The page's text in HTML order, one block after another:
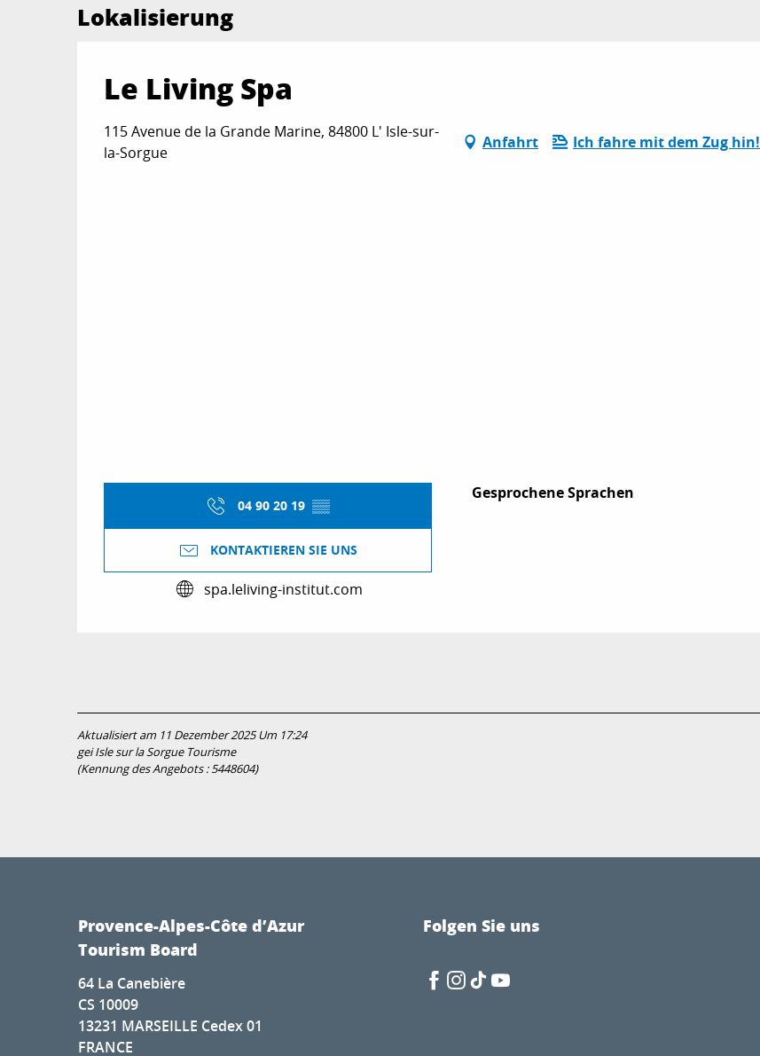
Lokalisierung
Le Living Spa
115 Avenue de la Grande Marine, 84800 L' Isle-sur-
la-Sorgue
Anfahrt Ich fahre mit dem Zug hin!
04 90 20 19 ▒▒
KONTAKTIEREN SIE UNS
spa.leliving-institut.com
Gesprochene Sprachen
Gesprochene Sprachen
Aktualisiert am 11 Dezember 2025 Um 17:24
gei Isle sur la Sorgue Tourisme
(Kennung des Angebots :5448604)
Provence-Alpes-Côte d’Azur
Tourism Board
64 La Canebière
CS 10009
13231 MARSEILLE Cedex 01
FRANCE
Folgen Sie uns